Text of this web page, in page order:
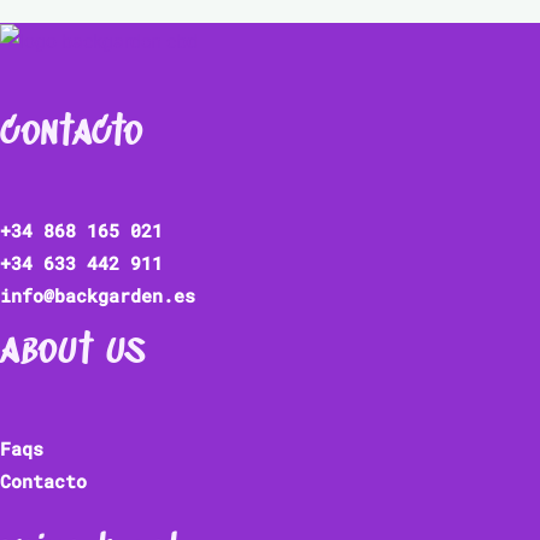
contacto
+34 868 165 021
+34 633 442 911
info@backgarden.es
about us
Faqs
Contacto